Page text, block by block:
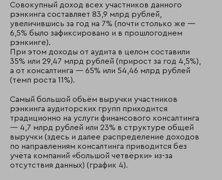
Совокупный доход всех участников данного
рэнкинга составляет 83,9 млрд рублей,
увеличившись за год на 7% (почти столько же —
6,5% было зафиксировано и в прошлогоднем
рэнкинге).
При этом доходы от аудита в целом составили
35% или 29,47 млрд рублей (прирост за год 4,5%),
а от консалтинга — 65% или 54,46 млрд рублей
(темп роста 11%).
Самый большой объём выручки участников
рэнкинга аудиторских групп приходится
традиционно на услуги финансового консалтинга
— 4,7 млрд рублей или 23% в структуре общей
выручки (здесь и далее распределение доходов
по направлениям консалтинга приводится без
учёта компаний «большой четвёрки» из-за
отсутствия данных) (график 4).